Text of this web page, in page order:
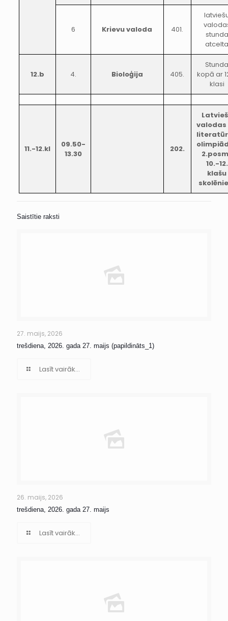
6 Krievuvaloda 401.
stunda
12.b 4. Bioloģija 405.
kopā ar
klasi
11.-12.kl
09.50-
13.30
202.
valodas
10.-12.
klašu
Saistītie raksti
27. maijs, 2026
trešdiena, 2026. gada 27. maijs (papildināts_1)
Lasīt vairāk...
26. maijs, 2026
trešdiena, 2026. gada 27. maijs
Lasīt vairāk...